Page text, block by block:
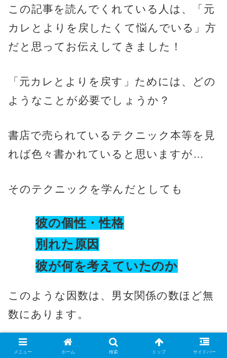
この記事を読んでくれている人は、「元
カレとよりを戻したくて悩んでいる」方
だと思ってお伝えしてきました！
「元カレとよりを戻す」ためには、どの
ようなことが必要でしょうか？
書店で売られているテクニック本等を見
れば色々書かれていると思いますが…
そのテクニックを学んだとしても
彼の個性・性格
別れた原因
彼が何を考えていたのか
このような因数は、男女関係の数ほど無
数にあります。
一般的なテクニック論では、通用しませ
メニュー ホーム 検索 トップ サイドバー